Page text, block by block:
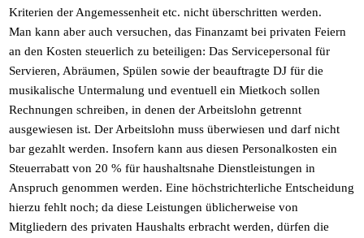
Kriterien der Angemessenheit etc. nicht überschritten werden.
Man kann aber auch versuchen, das Finanzamt bei privaten Feiern
an den Kosten steuerlich zu beteiligen: Das Servicepersonal für
Servieren, Abräumen, Spülen sowie der beauftragte DJ für die
musikalische Untermalung und eventuell ein Mietkoch sollen
Rechnungen schreiben, in denen der Arbeitslohn getrennt
ausgewiesen ist. Der Arbeitslohn muss überwiesen und darf nicht
bar gezahlt werden. Insofern kann aus diesen Personalkosten ein
Steuerrabatt von 20 % für haushaltsnahe Dienstleistungen in
Anspruch genommen werden. Eine höchstrichterliche Entscheidung
hierzu fehlt noch; da diese Leistungen üblicherweise von
Mitgliedern des privaten Haushalts erbracht werden, dürfen die